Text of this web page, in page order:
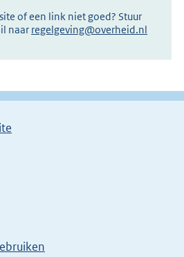
of een link niet goed? Stuur
naar regelgeving@overheid.nl